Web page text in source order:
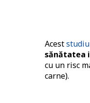
Aceststudiu
sănătatea
cu un risc
carne).